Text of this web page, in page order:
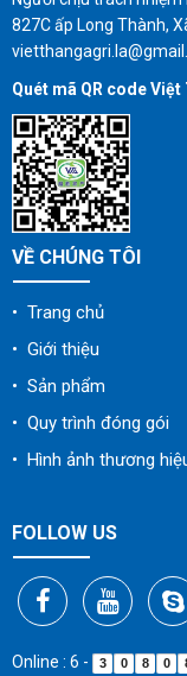
827C ấp Long Thành,
Quét mã QR code
VỀ CHÚNG TÔI
• Trang chủ
• Giới thiệu
• Sản phẩm
• Quy trình đóng gói
• Hình ảnh thương
FOLLOW US
Online : 6 - 3 0 8 0